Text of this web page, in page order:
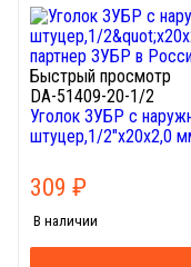
Быстрый просмотр
DA-51409-20-1/2
Уголок ЗУБР с
штуцер,1/2"х20х2,0
309 ₽
В наличии